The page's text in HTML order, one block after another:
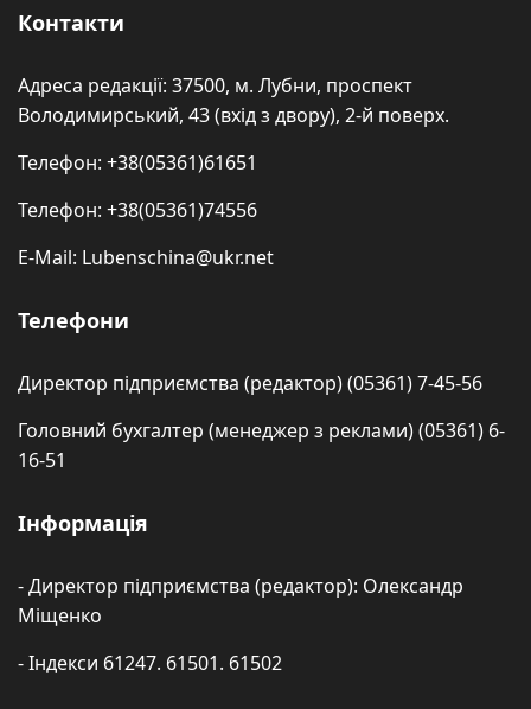
Контакти
Адреса редакції: 37500, м. Лубни, проспект
Володимирський, 43 (вхід з двору), 2-й поверх.
Телефон: +38(05361)61651
Телефон: +38(05361)74556
E-Mail: Lubenschina@ukr.net
Телефони
Директор підприємства (редактор) (05361) 7-45-56
Головний бухгалтер (менеджер з реклами) (05361) 6-
16-51
Інформація
- Директор підприємства (редактор): Олександр
Міщенко
- Індекси 61247. 61501. 61502